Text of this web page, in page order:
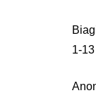
1-